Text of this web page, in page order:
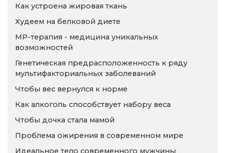
Как устроена жировая ткань
Худеем на белковой диете
МР-терапия - медицина уникальных
возможностей
Генетическая предрасположенность к ряду
мультифакториальных заболеваний
Чтобы вес вернулся к норме
Как алкоголь способствует набору веса
Чтобы дочка стала мамой
Проблема ожирения в современном мире
Идеальное тело современного мужчины